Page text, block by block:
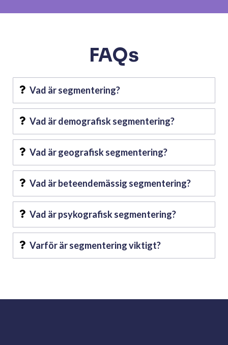
FAQs
Vad är segmentering?
Vad är demografisk segmentering?
Vad är geografisk segmentering?
Vad är beteendemässig segmentering?
Vad är psykografisk segmentering?
Varför är segmentering viktigt?